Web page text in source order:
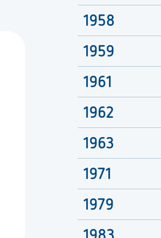
1958
1959
1961
1962
1963
1971
1979